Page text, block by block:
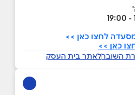
לחצו כאן >>
כאן >>
השוברלאתר בית העסק